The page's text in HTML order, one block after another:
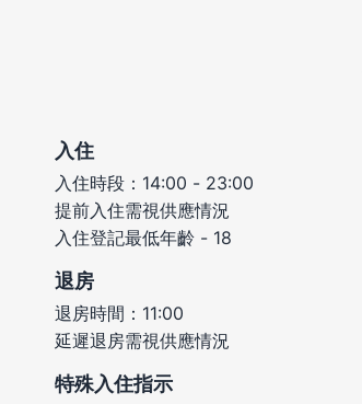
入住
入住時段：14:00 - 23:00
提前入住需視供應情況
入住登記最低年齡 - 18
退房
退房時間：11:00
延遲退房需視供應情況
特殊入住指示